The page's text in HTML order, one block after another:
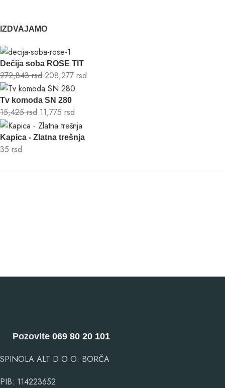
IZDVAJAMO
Dečija soba ROSE TIT
272,843rsd 208,277 rsd
Tv komoda SN 280
15,425rsd 11,775 rsd
Kapica - Zlatna trešnja
35 rsd
Pozovite 069 80 20 101
SPINOLA ALT D.O.O. BORČA
PIB: 114223652